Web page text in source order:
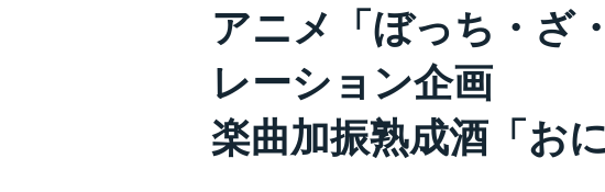
アニメ「ぼっち・ざ
レーション企画
楽曲加振熟成酒「お